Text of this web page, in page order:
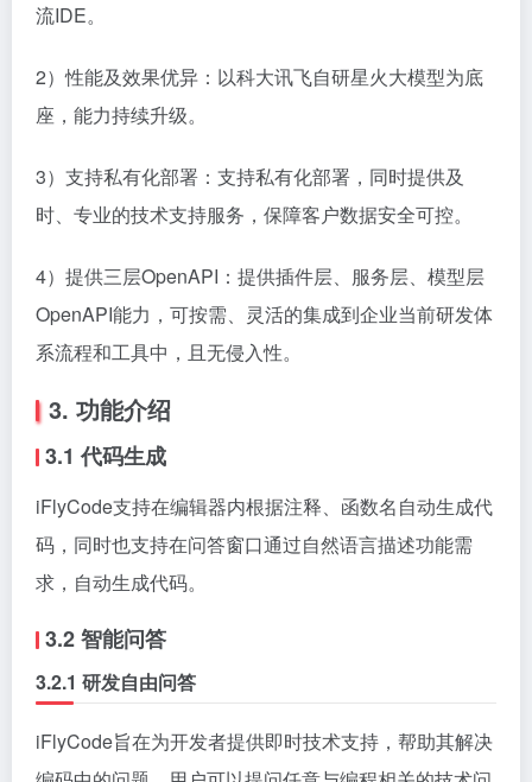
流IDE。
2）性能及效果优异：以科大讯飞自研星火大模型为底
座，能力持续升级。
3）支持私有化部署：支持私有化部署，同时提供及
时、专业的技术支持服务，保障客户数据安全可控。
4）提供三层OpenAPI：提供插件层、服务层、模型层
OpenAPI能力，可按需、灵活的集成到企业当前研发体
系流程和工具中，且无侵入性。
3. 功能介绍
3.1 代码生成
iFlyCode支持在编辑器内根据注释、函数名自动生成代
码，同时也支持在问答窗口通过自然语言描述功能需
求，自动生成代码。
3.2 智能问答
3.2.1 研发自由问答
iFlyCode旨在为开发者提供即时技术支持，帮助其解决